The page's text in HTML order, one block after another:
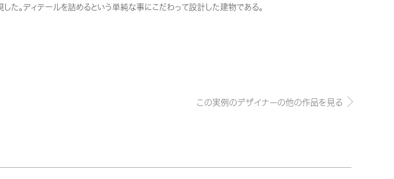
た。ディテールを詰めるという単純な事にこだわって設計した建物である。
この実例のデザイナーの他の作品を見る